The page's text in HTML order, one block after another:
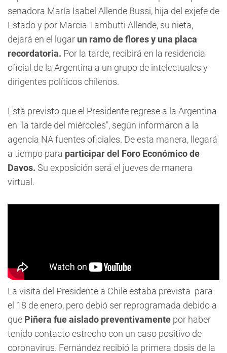
senadora María Isabel Allende Bussi, hija del exjefe de
Estado y por Marcia Tambutti Allende, su nieta,
dejará en el lugar un ramo de flores y una placa
recordatoria. Por la tarde, recibirá en la residencia
oficial de la Argentina a un grupo de intelectuales y
dirigentes políticos chilenos.
Está previsto que el Presidente regrese a la Argentina
en "la tarde del miércoles", según informaron a la
agencia NAfuentes oficiales. De esta manera, llegará
a tiempo para participar del Foro Económico de
Davos. Su exposición será el jueves de manera
virtual.
La visita del Presidente a Chile estaba prevista para
el 18 de enero, pero debió ser reprogramada debido a
que Piñera fue aislado preventivamente por haber
tenido contacto estrecho con un caso positivo de
coronavirus. Fernández recibió la primera dosis de la